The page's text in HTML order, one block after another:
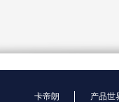
卡帝朗 产品世